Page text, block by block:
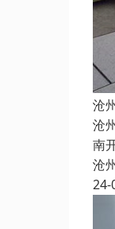
沧
沧
南
沧
24-